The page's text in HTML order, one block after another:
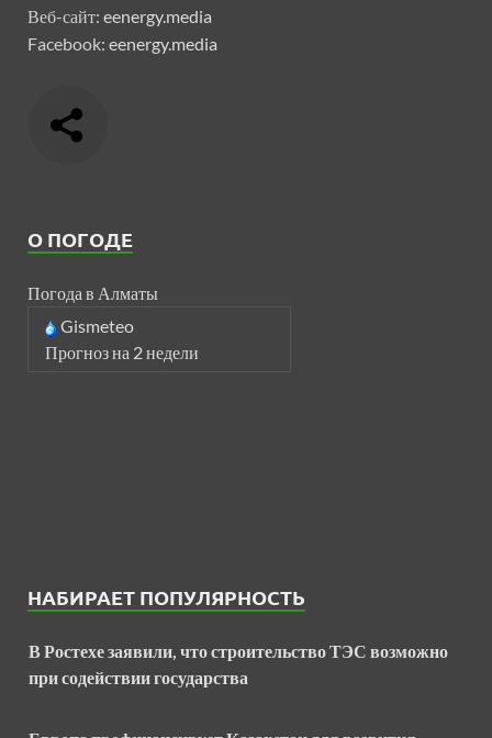
Веб-сайт: eenergy.media
Facebook: eenergy.media
О ПОГОДЕ
Погода в Алматы
Gismeteo
Прогноз на 2 недели
НАБИРАЕТ ПОПУЛЯРНОСТЬ
В Ростехе заявили, что строительство ТЭС возможно
при содействии государства